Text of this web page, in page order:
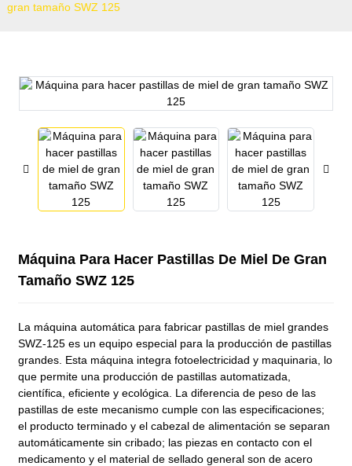
gran tamaño SWZ 125
Máquina Para Hacer Pastillas De Miel De Gran
Tamaño SWZ 125
La máquina automática para fabricar pastillas de miel grandes
SWZ-125 es un equipo especial para la producción de pastillas
grandes. Esta máquina integra fotoelectricidad y maquinaria, lo
que permite una producción de pastillas automatizada,
científica, eficiente y ecológica. La diferencia de peso de las
pastillas de este mecanismo cumple con las especificaciones;
el producto terminado y el cabezal de alimentación se separan
automáticamente sin cribado; las piezas en contacto con el
medicamento y el material de sellado general son de acero